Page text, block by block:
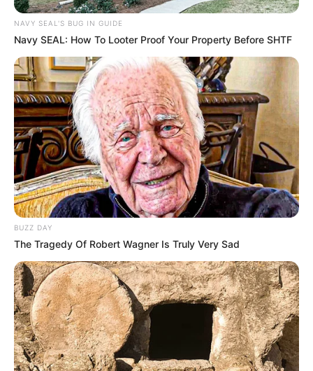
NAVY SEAL'S BUG IN GUIDE
Navy SEAL: How To Looter Proof Your Property Before SHTF
BUZZ DAY
The Tragedy Of Robert Wagner Is Truly Very Sad